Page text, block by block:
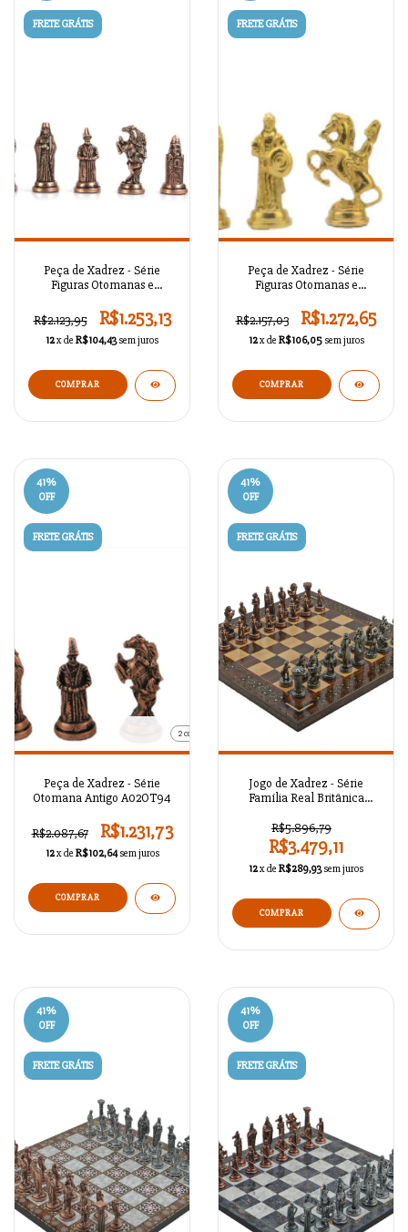
FRETE GRÁTIS
Peça de Xadrez - Série
Figuras Otomanas e
R$2.123,95
R$1.253,13
12x de R$104,43 sem juros
COMPRAR
FRETE GRÁTIS
Peça de Xadrez - Série
Figuras Otomanas e
R$2.157,03
R$1.272,65
12x de R$106,05 sem juros
COMPRAR
41%
OFF
FRETE GRÁTIS
2 cores
Peça de Xadrez - Série
Otomana Antigo A02OT94
R$2.087,67 R$1.231,73
12x de R$102,64 sem juros
COMPRAR
41%
OFF
FRETE GRÁTIS
Jogo de Xadrez - Série
Família Real Britânica
R$5.896,79
R$3.479,11
12x de R$289,93 sem juros
COMPRAR
41%
OFF
FRETE GRÁTIS
41%
OFF
FRETE GRÁTIS